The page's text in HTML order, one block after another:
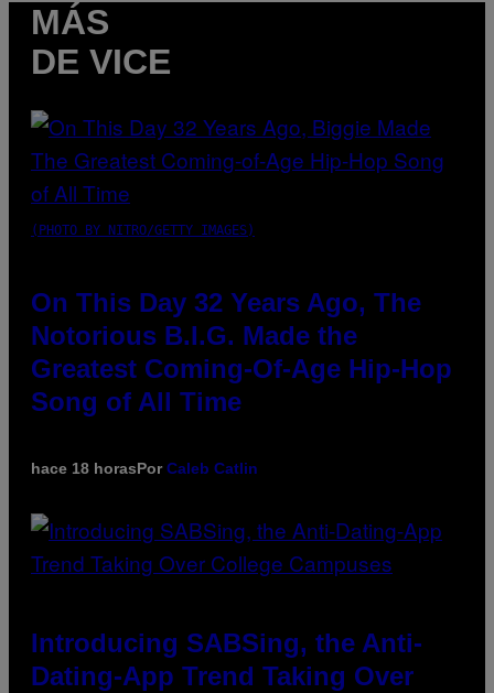
MÁS
DE VICE
(PHOTO BY NITRO/GETTY IMAGES)
On This Day 32 Years Ago, The
Notorious B.I.G. Made the
Greatest Coming-Of-Age Hip-Hop
Song of All Time
hace 18 horasPorCaleb Catlin
Introducing SABSing, the Anti-
Dating-App Trend Taking Over